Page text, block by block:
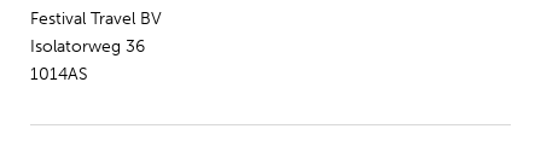
Festival Travel BV
Isolatorweg 36
1014AS